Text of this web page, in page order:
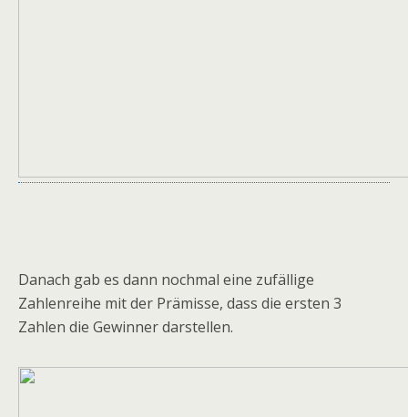
Danach gab es dann nochmal eine zufällige
Zahlenreihe mit der Prämisse, dass die ersten 3
Zahlen die Gewinner darstellen.